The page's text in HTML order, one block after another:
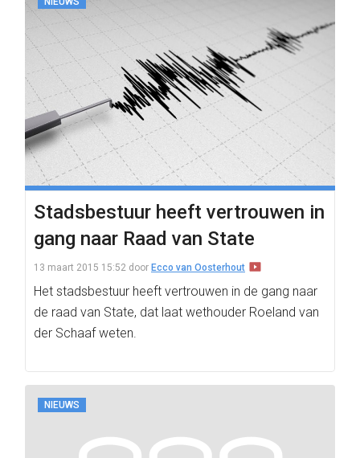
Stadsbestuur heeft vertrouwen in
gang naar Raad van State
13 maart 2015 15:52 door Ecco van Oosterhout
Het stadsbestuur heeft vertrouwen in de gang naar
de raad van State, dat laat wethouder Roeland van
der Schaaf weten.
NIEUWS